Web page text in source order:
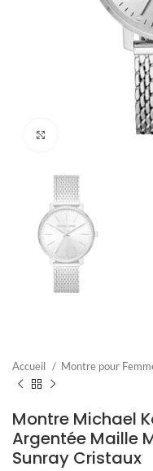
Accueil Montre pour
Montre Michael
Argentée Maille
Sunray Cristaux